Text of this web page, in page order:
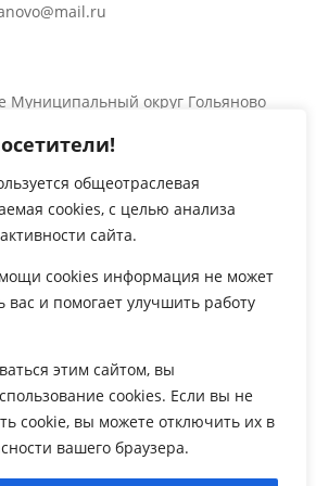
общеотраслевая
cookies, с целью анализа
сайта.
cookies информация не может
и помогает улучшить работу
этим сайтом, вы
cookies. Если вы не
cookie, вы можете отключить их в
вашего браузера.
Муниципальный округ Гольяново
информации сайта.
защищены.

